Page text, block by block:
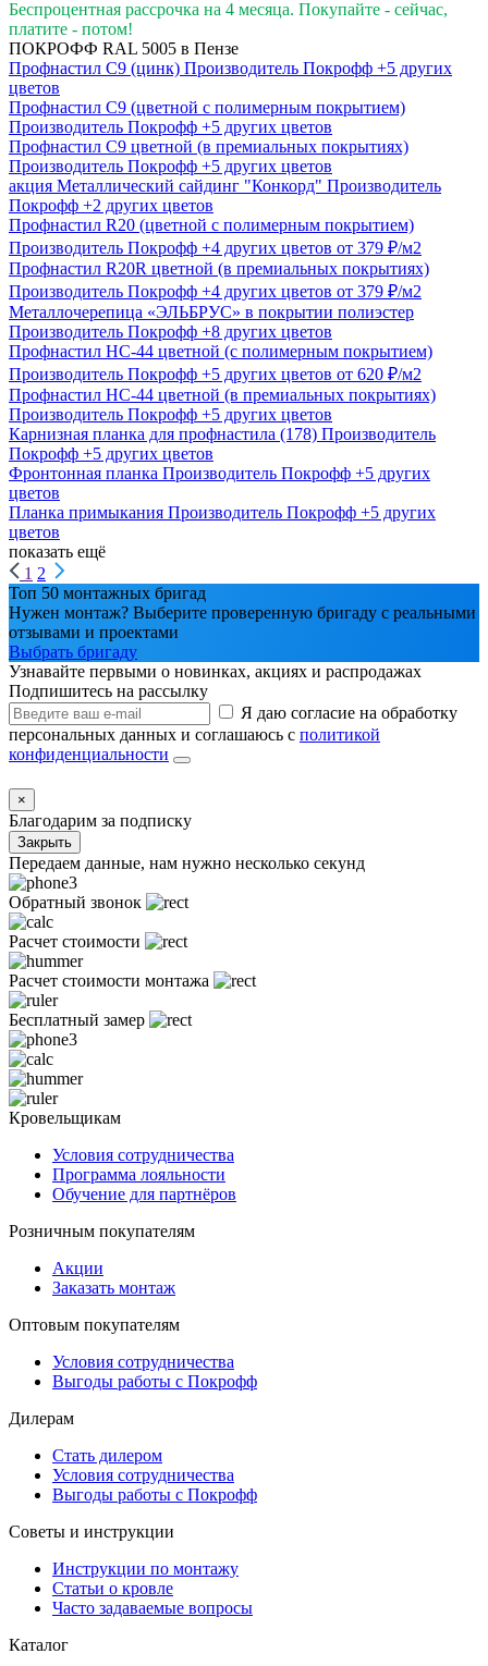
Беспроцентная рассрочка на 4 месяца. Покупайте - сейчас,
платите - потом!
ПОКРОФФ RAL 5005 в Пензе
Профнастил С9 (цинк) Производитель Покрофф +5 других
цветов
Профнастил С9 (цветной с полимерным покрытием)
Производитель Покрофф +5 других цветов
Профнастил С9 цветной (в премиальных покрытиях)
Производитель Покрофф +5 других цветов
акция Металлический сайдинг "Конкорд" Производитель
Покрофф +2 других цветов
Профнастил R20 (цветной с полимерным покрытием)
Производитель Покрофф +4 других цветов от 379 ₽/м2
Профнастил R20R цветной (в премиальных покрытиях)
Производитель Покрофф +4 других цветов от 379 ₽/м2
Металлочерепица «ЭЛЬБРУС» в покрытии полиэстер
Производитель Покрофф +8 других цветов
Профнастил НС-44 цветной (с полимерным покрытием)
Производитель Покрофф +5 других цветов от 620 ₽/м2
Профнастил НС-44 цветной (в премиальных покрытиях)
Производитель Покрофф +5 других цветов
Карнизная планка для профнастила (178) Производитель
Покрофф +5 других цветов
Фронтонная планка Производитель Покрофф +5 других
цветов
Планка примыкания Производитель Покрофф +5 других
цветов
показать ещё
1 2
Топ 50 монтажных бригад
Нужен монтаж? Выберите проверенную бригаду с реальными
отзывами и проектами
Выбрать бригаду
Узнавайте первыми о новинках, акциях и распродажах
Подпишитесь на рассылку
Я даю согласие на обработку
персональных данных и соглашаюсь с политикой
конфиденциальности
×
Благодарим за подписку
Закрыть
Передаем данные, нам нужно несколько секунд
Обратный звонок
Расчет стоимости
Расчет стоимости монтажа
Бесплатный замер
Кровельщикам
Условия сотрудничества
Программа лояльности
Обучение для партнёров
Розничным покупателям
Акции
Заказать монтаж
Оптовым покупателям
Условия сотрудничества
Выгоды работы с Покрофф
Дилерам
Стать дилером
Условия сотрудничества
Выгоды работы с Покрофф
Советы и инструкции
Инструкции по монтажу
Статьи о кровле
Часто задаваемые вопросы
Каталог